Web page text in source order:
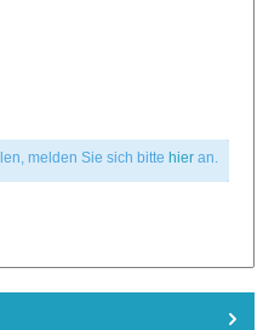
melden Sie sich bitte hieran.